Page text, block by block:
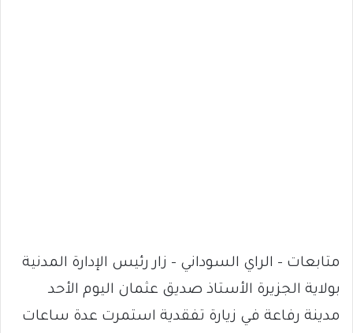
متابعات – الراي السوداني – زار رئيس الإدارة المدنية
بولاية الجزيرة الأستاذ صديق عثمان اليوم الأحد
مدينة رفاعة في زيارة تفقدية استمرت عدة ساعات